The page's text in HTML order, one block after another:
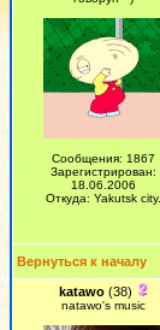
Сообщения: 1867
Зарегистрирован:
18.06.2006
Откуда: Yakutsk city.
Вернуться к началу
katawo(38)
natawo's music